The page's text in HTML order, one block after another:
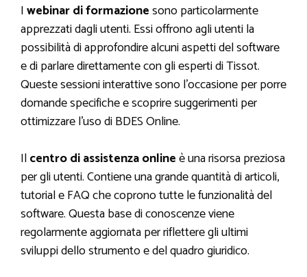
Iwebinar di formazionesono particolarmente
apprezzati dagli utenti. Essi offrono agli utenti la
possibilità di approfondire alcuni aspetti del software
e di parlare direttamente con gli esperti di Tissot.
Queste sessioni interattive sono l’occasione per porre
domande specifiche e scoprire suggerimenti per
ottimizzare l’uso di BDES Online.
Ilcentro di assistenza onlineè una risorsa preziosa
per gli utenti. Contiene una grande quantità di articoli,
tutorial e FAQ che coprono tutte le funzionalità del
software. Questa base di conoscenze viene
regolarmente aggiornata per riflettere gli ultimi
sviluppi dello strumento e del quadro giuridico.